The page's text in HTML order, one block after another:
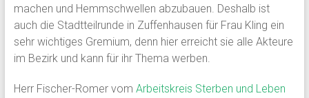
machen und Hemmschwellen abzubauen. Deshalb ist
auch die Stadtteilrunde in Zuffenhausen für Frau Kling ein
sehr wichtiges Gremium, denn hier erreicht sie alle Akteure
im Bezirk und kann für ihr Thema werben.
Herr Fischer-Romer vom Arbeitskreis Sterben und Leben